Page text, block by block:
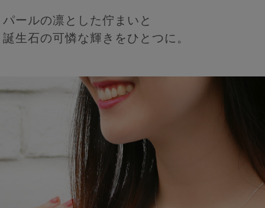
パールの凛とした佇まいと
誕生石の可憐な輝きをひとつに。